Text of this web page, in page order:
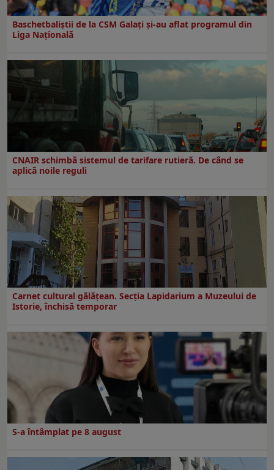
Baschetbaliștii de la CSM Galați și-au aflat programul din
Liga Națională
CNAIR schimbă sistemul de tarifare rutieră. De când se
aplică noile reguli
Carnet cultural gălăţean. Secţia Lapidarium a Muzeului de
Istorie, închisă temporar
S-a întâmplat pe 8 august